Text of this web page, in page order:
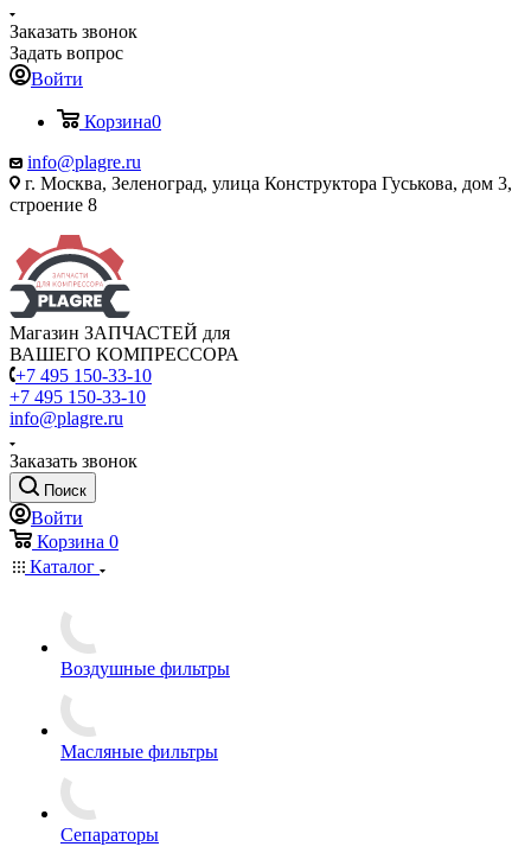
Заказать звонок
Задать вопрос
Войти
Корзина0
info@plagre.ru
г. Москва, Зеленоград, улица Конструктора Гуськова, дом 3,
строение 8
Магазин ЗАПЧАСТЕЙ для
ВАШЕГО КОМПРЕССОРА
+7 495 150-33-10
+7 495 150-33-10
info@plagre.ru
Заказать звонок
Поиск
Войти
Корзина 0
Каталог
Воздушные фильтры
Масляные фильтры
Сепараторы